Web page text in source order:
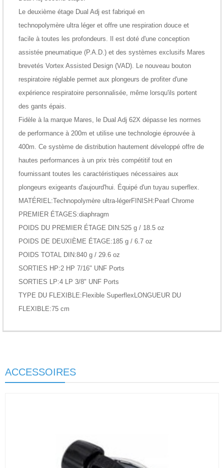
Le deuxième étage Dual Adj est fabriqué en
technopolymère ultra léger et offre une respiration douce et
facile à toutes les profondeurs. Il est doté d'une conception
assistée pneumatique (P.A.D.) et des systèmes exclusifs Mares
brevetés Vortex Assisted Design (VAD). Le nouveau bouton
respiratoire réglable permet aux plongeurs de profiter d'une
expérience respiratoire personnalisée, même lorsqu'ils portent
des gants épais.
Fidèle à la marque Mares, le Dual Adj 62X dépasse les normes
de performance à 200m et utilise une technologie éprouvée à
400m . Ce système de distribution hautement développé offre de
hautes performances à un prix très compétitif tout en
fournissant toutes les caractéristiques nécessaires aux
plongeurs exigeants d'aujourd'hui. Équipé d'un tuyau superflex.
MATÉRIEL:Technopolymère ultra-légerFINISH:Pearl Chrome
PREMIER ÉTAGES:diaphragm
POIDS DU PREMIER ÉTAGE DIN:525 g / 18.5 oz
POIDS DE DEUXIÈME ÉTAGE:185 g / 6.7 oz
POIDS TOTAL DIN:840 g / 29.6 oz
SORTIES HP:2 HP 7/16" UNF Ports
SORTIES LP:4 LP 3/8" UNF Ports
TYPE DU FLEXIBLE:Flexible SuperflexLONGUEUR DU
FLEXIBLE:75 cm
ACCESSOIRES